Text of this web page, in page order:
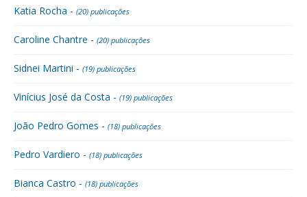
Katia Rocha - (20) publicações
Caroline Chantre - (20) publicações
Sidnei Martini - (19) publicações
Vinícius José da Costa - (19) publicações
João Pedro Gomes - (18) publicações
Pedro Vardiero - (18) publicações
Bianca Castro - (18) publicações